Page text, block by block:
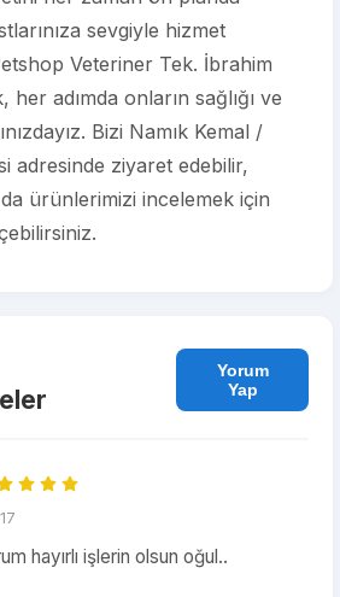
sevgiyle hizmet
Veteriner Tek. İbrahim
adımda onların sağlığı ve
Bizi Namık Kemal /
adresinde ziyaret edebilir,
ürünlerimizi incelemek için
Yorum
Yap
hayırlı işlerin olsun oğul..